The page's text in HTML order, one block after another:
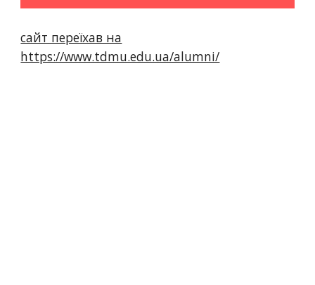
сайт переїхав на
https://www.tdmu.edu.ua/alumni/